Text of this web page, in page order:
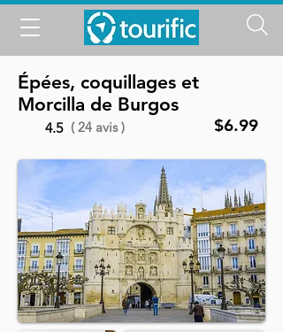
Épées, coquillages et
Morcilla de Burgos
4.5 ( 24 avis ) $6.99